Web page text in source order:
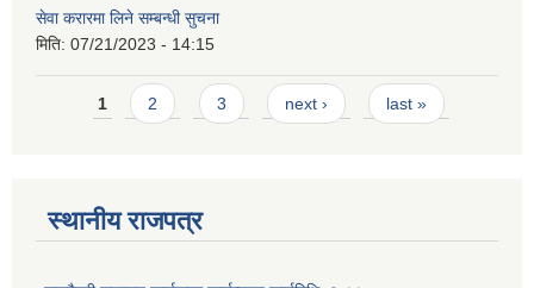
सेवा करारमा लिने सम्बन्धी सुचना
मिति: 07/21/2023 - 14:15
Pages
1 2 3 next › last »
स्थानीय राजपत्र